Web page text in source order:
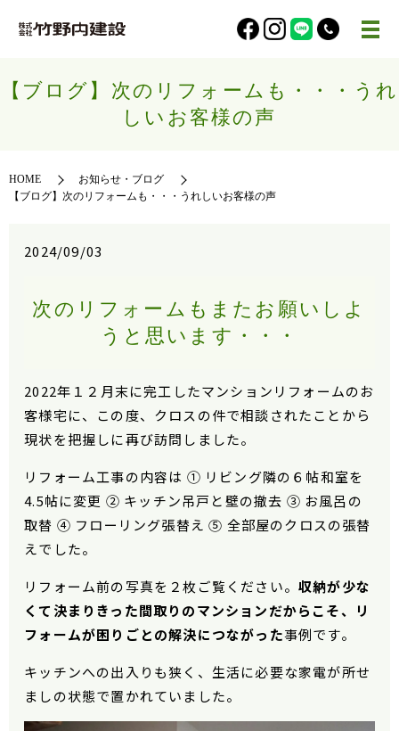
【ブログ】次のリフォームも・・・うれ
しいお客様の声
HOME
お知らせ・ブログ
【ブログ】次のリフォームも・・・うれしいお客様の声
2024/09/03
次のリフォームもまたお願いしよ
うと思います・・・
2022年１２月末に完工したマンションリフォームのお
客様宅に、この度、クロスの件で相談されたことから
現状を把握しに再び訪問しました。
リフォーム工事の内容は ① リビング隣の６帖和室を
4.5帖に変更 ② キッチン吊戸と壁の撤去 ③ お風呂の
取替 ④ フローリング張替え ⑤ 全部屋のクロスの張替
えでした。
リフォーム前の写真を２枚ご覧ください。 収納が少な
くて決まりきった間取りのマンションだからこそ、リ
フォームが困りごとの解決につながった事例です。
キッチンへの出入りも狭く、生活に必要な家電が所せ
ましの状態で置かれていました。